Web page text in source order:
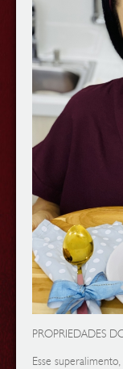
PROPRIEDADES
Esse